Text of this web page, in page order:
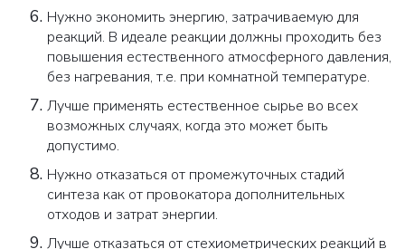
Нужно экономить энергию, затрачиваемую для
реакций. В идеале реакции должны проходить без
повышения естественного атмосферного давления,
без нагревания, т.е. при комнатной температуре.
Лучше применять естественное сырье во всех
возможных случаях, когда это может быть
допустимо.
Нужно отказаться от промежуточных стадий
синтеза как от провокатора дополнительных
отходов и затрат энергии.
Лучше отказаться от стехиометрических реакций в